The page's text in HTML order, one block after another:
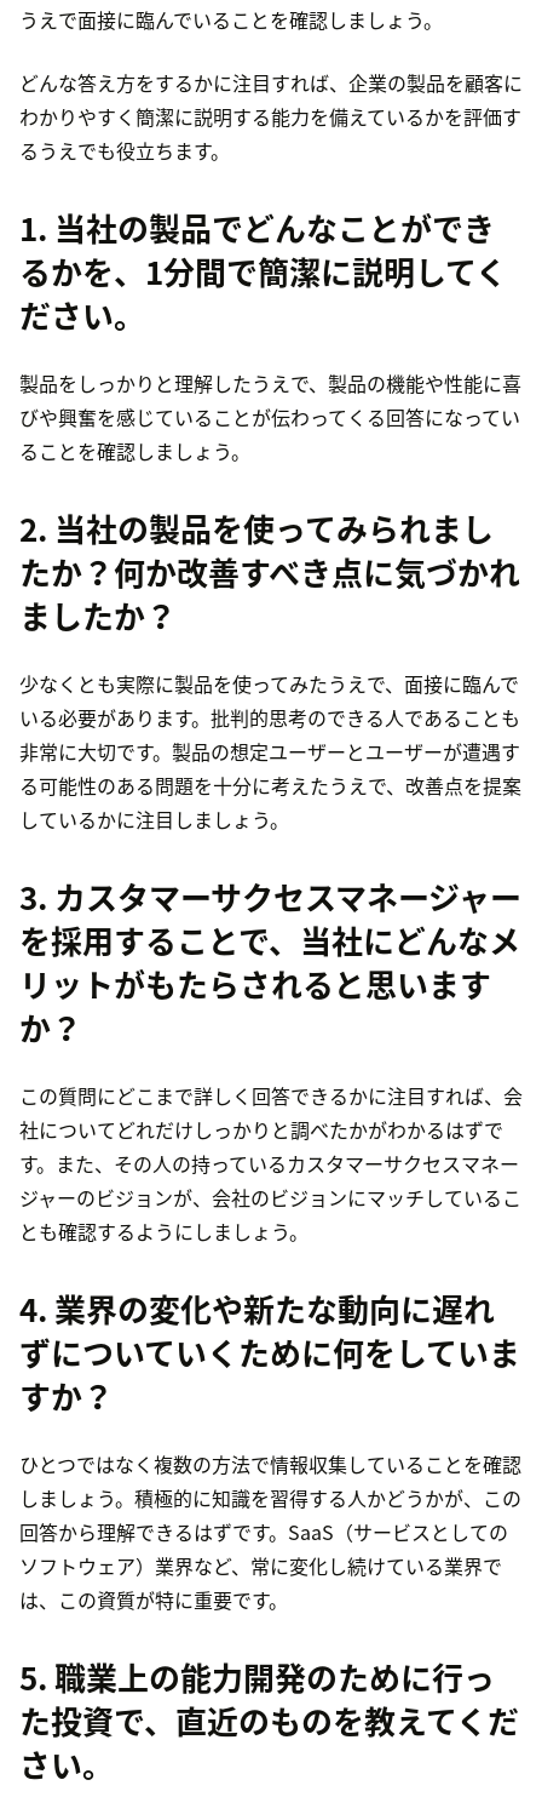
うえで面接に臨んでいることを確認しましょう。
どんな答え方をするかに注目すれば、企業の製品を顧客に
わかりやすく簡潔に説明する能力を備えているかを評価す
るうえでも役立ちます。
1. 当社の製品でどんなことができ
るかを、1分間で簡潔に説明してく
ださい。
製品をしっかりと理解したうえで、製品の機能や性能に喜
びや興奮を感じていることが伝わってくる回答になってい
ることを確認しましょう。
2. 当社の製品を使ってみられまし
たか？何か改善すべき点に気づかれ
ましたか？
少なくとも実際に製品を使ってみたうえで、面接に臨んで
いる必要があります。批判的思考のできる人であることも
非常に大切です。製品の想定ユーザーとユーザーが遭遇す
る可能性のある問題を十分に考えたうえで、改善点を提案
しているかに注目しましょう。
3. カスタマーサクセスマネージャー
を採用することで、当社にどんなメ
リットがもたらされると思います
か？
この質問にどこまで詳しく回答できるかに注目すれば、会
社についてどれだけしっかりと調べたかがわかるはずで
す。また、その人の持っているカスタマーサクセスマネー
ジャーのビジョンが、会社のビジョンにマッチしているこ
とも確認するようにしましょう。
4. 業界の変化や新たな動向に遅れ
ずについていくために何をしていま
すか？
ひとつではなく複数の方法で情報収集していることを確認
しましょう。積極的に知識を習得する人かどうかが、この
回答から理解できるはずです。SaaS（サービスとしての
ソフトウェア）業界など、常に変化し続けている業界で
は、この資質が特に重要です。
5. 職業上の能力開発のために行っ
た投資で、直近のものを教えてくだ
さい。